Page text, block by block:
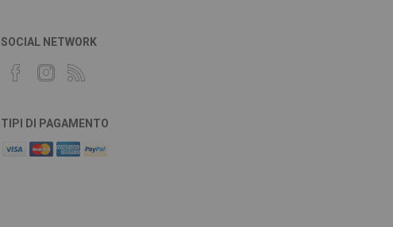
SOCIAL NETWORK
TIPI DI PAGAMENTO